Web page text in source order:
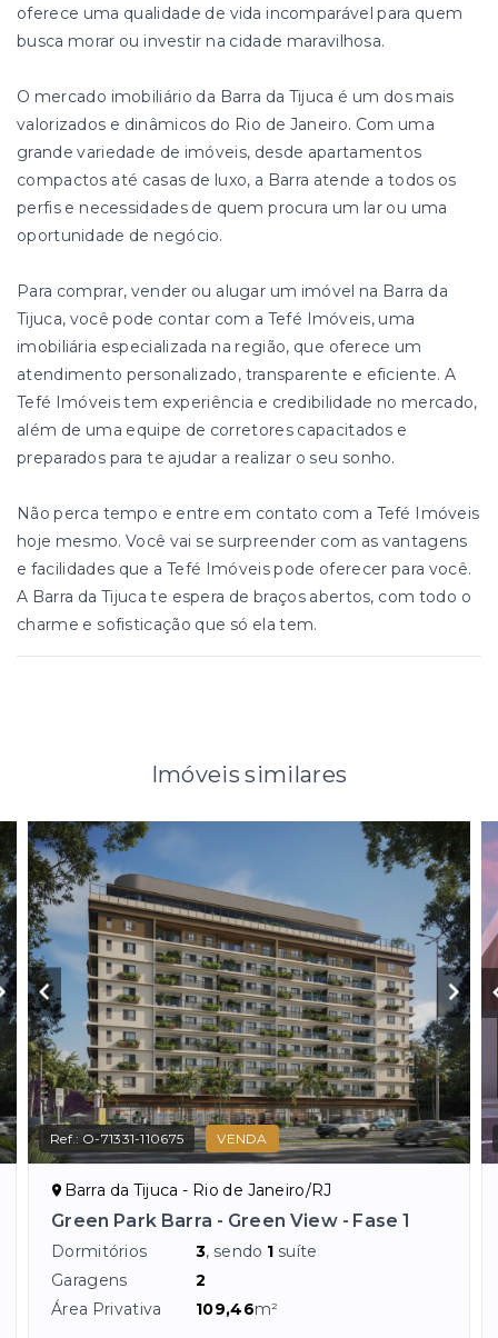
oferece uma qualidade de vida incomparável para quem
busca morar ou investir na cidade maravilhosa.
O mercado imobiliário da Barra da Tijuca é um dos mais
valorizados e dinâmicos do Rio de Janeiro. Com uma
grande variedade de imóveis, desde apartamentos
compactos até casas de luxo, a Barra atende a todos os
perfis e necessidades de quem procura um lar ou uma
oportunidade de negócio.
Para comprar, vender ou alugar um imóvel na Barra da
Tijuca, você pode contar com a Tefé Imóveis, uma
imobiliária especializada na região, que oferece um
atendimento personalizado, transparente e eficiente. A
Tefé Imóveis tem experiência e credibilidade no mercado,
além de uma equipe de corretores capacitados e
preparados para te ajudar a realizar o seu sonho.
Não perca tempo e entre em contato com a Tefé Imóveis
hoje mesmo. Você vai se surpreender com as vantagens
e facilidades que a Tefé Imóveis pode oferecer para você.
A Barra da Tijuca te espera de braços abertos, com todo o
charme e sofisticação que só ela tem.
Imóveis similares
Ref.: O-71331-110675 VENDA
Barra da Tijuca - Rio de Janeiro/RJ
Green Park Barra - Green View - Fase 1
Dormitórios 3, sendo 1 suíte
Garagens
2
Área Privativa
109,46m²